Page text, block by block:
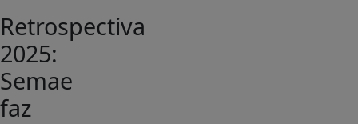
Retrospectiva
2025:
Semae
faz